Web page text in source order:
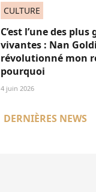
CULTURE
C’est l’une des
vivantes : Nan
révolutionné mon
pourquoi
4 juin 2026
DERNIÈRES NEWS